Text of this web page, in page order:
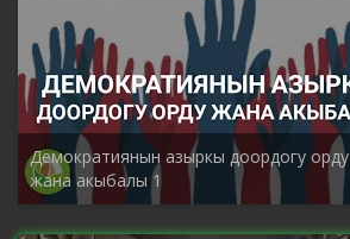
Демократиянын азыркы доордогу орду
жана акыбалы 1